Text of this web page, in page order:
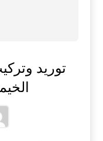
توريد
الخيمة